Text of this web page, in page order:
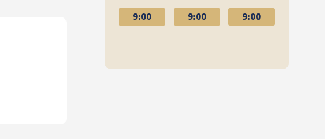
9:00 9:00 9:00